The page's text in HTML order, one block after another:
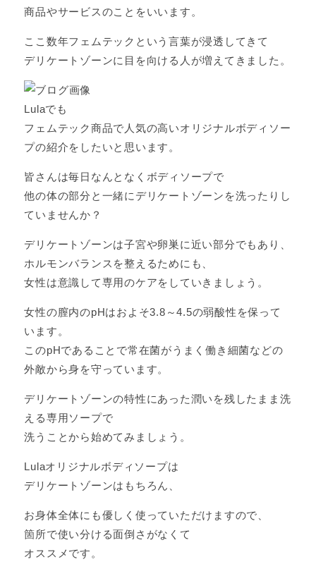
商品やサービスのことをいいます。
ここ数年フェムテックという言葉が浸透してきて
デリケートゾーンに目を向ける人が増えてきました。
Lulaでも
フェムテック商品で人気の高いオリジナルボディソー
プの紹介をしたいと思います。
皆さんは毎日なんとなくボディソープで
他の体の部分と一緒にデリケートゾーンを洗ったりし
ていませんか？
デリケートゾーンは子宮や卵巣に近い部分でもあり、
ホルモンバランスを整えるためにも、
女性は意識して専用のケアをしていきましょう。
女性の膣内のpHはおよそ3.8～4.5の弱酸性を保って
います。
このpHであることで常在菌がうまく働き細菌などの
外敵から身を守っています。
デリケートゾーンの特性にあった潤いを残したまま洗
える専用ソープで
洗うことから始めてみましょう。
Lulaオリジナルボディソープは
デリケートゾーンはもちろん、
お身体全体にも優しく使っていただけますので、
箇所で使い分ける面倒さがなくて
オススメです。